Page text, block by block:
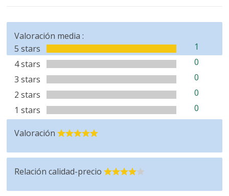
Valoración media :
5 stars
1
4 stars
0
3 stars
0
2 stars
0
1 stars
0
Valoración
Relación calidad-precio